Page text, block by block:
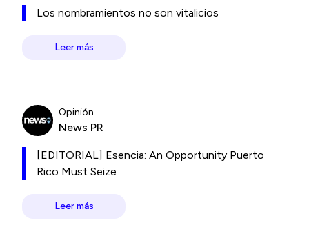
Los nombramientos no son vitalicios
Leer más
Opinión
News PR
[EDITORIAL] Esencia: An Opportunity Puerto
Rico Must Seize
Leer más